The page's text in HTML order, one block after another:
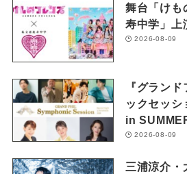
舞台「けも
寿中学」上
2026-08-09
『グラン
ックセッ
in
2026-08-09
三浦涼介・